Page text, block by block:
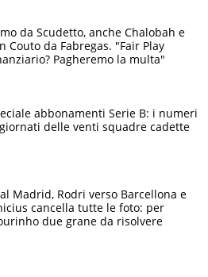
da Scudetto, anche Chalobah e
Couto da Fabregas. "Fair Play
Pagheremo la multa"
abbonamenti Serie B: i numeri
delle venti squadre cadette
Madrid, Rodri verso Barcellona e
cancella tutte le foto: per
due grane da risolvere